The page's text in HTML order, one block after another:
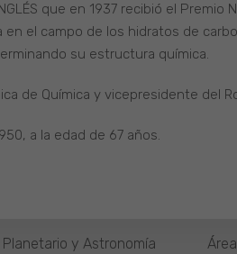
que en 1937 recibió el
en el campo de los hidratos de
su estructura química.
de Química y vicepresidente del
a la edad de 67 años.
Planetario y Astronomía